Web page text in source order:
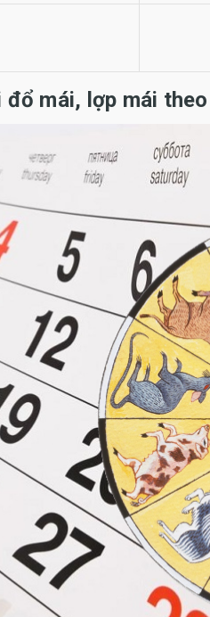
đổ mái, lợp mái